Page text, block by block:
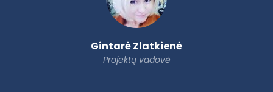
Gintarė Zlatkienė
Projektų vadovė